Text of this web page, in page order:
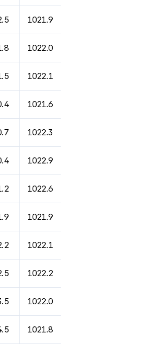
1021.9
1022.0
1022.1
1021.6
1022.3
1022.9
1022.6
1021.9
1022.1
1022.2
1022.0
1021.8